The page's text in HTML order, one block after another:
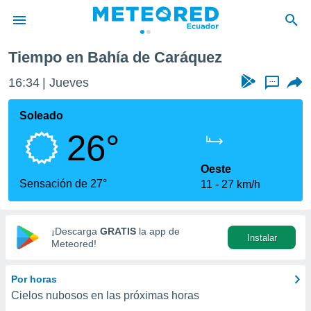
de
ha
calidad.
a este
las
y
digital
basada
Tiempo en Bahía de Caráquez
16:34 Jueves ...
Soleado
26°
Sensación de 27°
Oeste
11
27 km/h
¡Descarga GRATIS la app de
Meteored!
Instalar
Por horas
Cielos nubosos en las próximas horas